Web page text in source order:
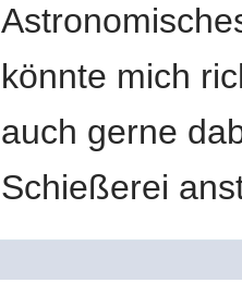
könnte mich
auch gerne
Schießerei